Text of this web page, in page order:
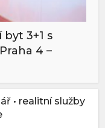
3+1 s
4 –
• realitní služby